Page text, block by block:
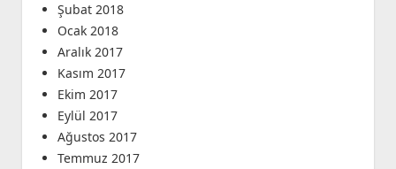
Şubat 2018
Ocak 2018
Aralık 2017
Kasım 2017
Ekim 2017
Eylül 2017
Ağustos 2017
Temmuz 2017